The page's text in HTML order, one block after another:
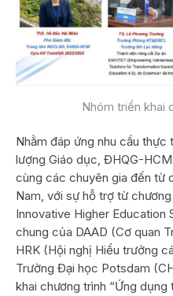
Nhóm triển khai
Nhằm đáp ứng nhu cầu thực
lượng Giáo dục, ĐHQG-
cùng các chuyên gia đến từ
Nam, với sự hỗ trợ từ
Innovative Higher Education
chung của DAAD (Cơ quan
HRK (Hội nghị Hiểu trưởng
Trường Đại học Potsdam
khai chương trình “Ứng